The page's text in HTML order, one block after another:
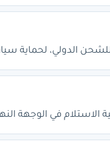
الدولي، لحماية
في الوجهة